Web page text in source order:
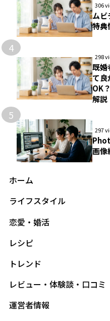
306
ムビ
特典
4
298
既婚
て良
OK
解説
5
297
画像
ホーム
ライフスタイル
恋愛・婚活
レシピ
トレンド
レビュー・体験談・口コミ
運営者情報